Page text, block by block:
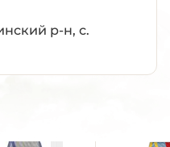
р-н, с.